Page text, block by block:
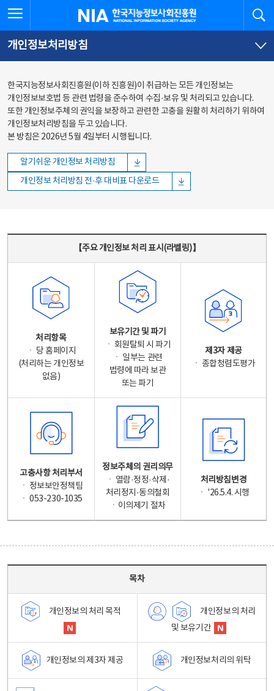
바로가기
바로가기
한국지능정보사회진흥원
개인정보처리방침
한국지능정보사회진흥원(이하 진흥원)이 취급하는 모든 개인정보는
개인정보보호법 등 관련 법령을 준수하여 수집·보유 및 처리되고 있습니다.
또한 개인정보주체의 권익을 보장하고 관련한 고충을 원활히 처리하기 위하여
개인정보처리방침을 두고 있습니다.
본 방침은 2026년 5월 4일부터 시행됩니다.
알기쉬운 개인정보 처리방침
개인정보 처리방침 전·후 대비표 다운로드
【주요 개인정보 처리 표시(라벨링)】
처리항목
ㆍ 당 홈페이지
(처리하는 개인정보
없음)
보유기간 및 파기
ㆍ 회원탈퇴 시 파기
ㆍ 일부는 관련
법령에 따라 보관
또는 파기
제3자 제공
ㆍ 종합청렴도평가
고충사항 처리부서
ㆍ 정보보안정책팀
ㆍ 053-230-1035
정보주체의 권리의무
ㆍ 열람·정정·삭제·
처리정지·동의철회
ㆍ이의제기 절차
처리방침변경
ㆍ '26.5.4. 시행
목차
개인정보의 처리 목적
개인정보의 처리
및 보유기간
개인정보의 제3자 제공 개인정보처리의 위탁